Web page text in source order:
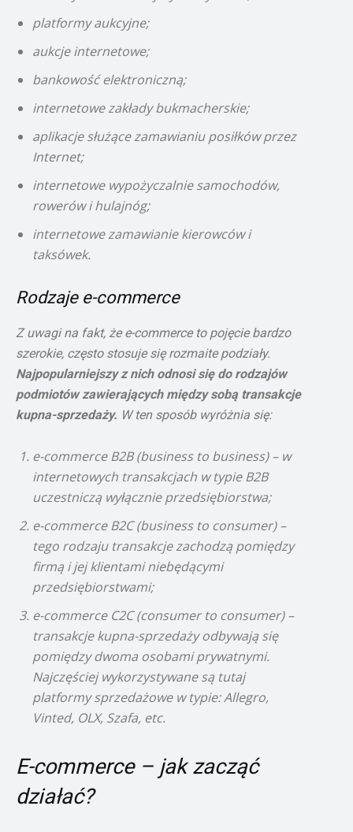
platformy aukcyjne;
aukcje internetowe;
bankowość elektroniczną;
internetowe zakłady bukmacherskie;
aplikacje służące zamawianiu posiłków przez
Internet;
internetowe wypożyczalnie samochodów,
rowerów i hulajnóg;
internetowe zamawianie kierowców i
taksówek.
Rodzaje e-commerce
Z uwagi na fakt, że e-commerce to pojęcie bardzo
szerokie, często stosuje się rozmaite podziały.
Najpopularniejszy z nich odnosi się do rodzajów
podmiotów zawierających między sobą transakcje
kupna-sprzedaży. W ten sposób wyróżnia się:
e-commerce B2B (business to business) – w
internetowych transakcjach w typie B2B
uczestniczą wyłącznie przedsiębiorstwa;
e-commerce B2C (business to consumer) –
tego rodzaju transakcje zachodzą pomiędzy
firmą i jej klientami niebędącymi
przedsiębiorstwami;
e-commerce C2C (consumer to consumer) –
transakcje kupna-sprzedaży odbywają się
pomiędzy dwoma osobami prywatnymi.
Najczęściej wykorzystywane są tutaj
platformy sprzedażowe w typie: Allegro,
Vinted, OLX, Szafa, etc.
E-commerce – jak zacząć
działać?